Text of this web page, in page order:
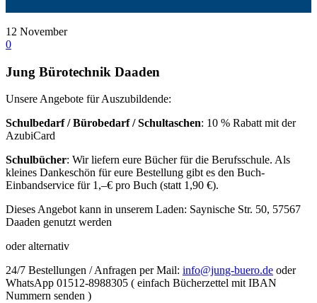
12 November
0
Jung Bürotechnik Daaden
Unsere Angebote für Auszubildende:
Schulbedarf / Bürobedarf / Schultaschen: 10 % Rabatt mit der
AzubiCard
Schulbücher: Wir liefern eure Bücher für die Berufsschule. Als
kleines Dankeschön für eure Bestellung gibt es den Buch-
Einbandservice für 1,–€ pro Buch (statt 1,90 €).
Dieses Angebot kann in unserem Laden: Saynische Str. 50, 57567
Daaden genutzt werden
oder alternativ
24/7 Bestellungen / Anfragen per Mail: info@jung-buero.de oder
WhatsApp 01512-8988305 ( einfach Bücherzettel mit IBAN
Nummern senden )